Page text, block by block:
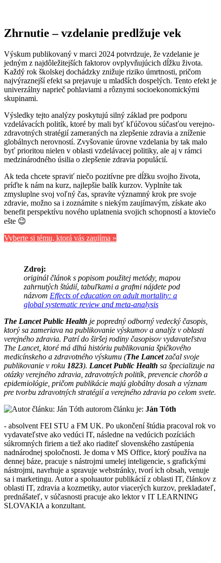
Zhrnutie – vzdelanie predlžuje vek
Výskum publikovaný v marci 2024 potvrdzuje, že vzdelanie je
jedným z najdôležitejších faktorov ovplyvňujúcich dĺžku života.
Každý rok školskej dochádzky znižuje riziko úmrtnosti, pričom
najvýraznejší efekt sa prejavuje u mladších dospelých. Tento efekt je
univerzálny naprieč pohlaviami a rôznymi socioekonomickými
skupinami.
Výsledky tejto analýzy poskytujú silný základ pre podporu
vzdelávacích politík, ktoré by mali byť kľúčovou súčasťou verejno-
zdravotných stratégií zameraných na zlepšenie zdravia a zníženie
globálnych nerovností. Zvyšovanie úrovne vzdelania by tak malo
byť prioritou nielen v oblasti vzdelávacej politiky, ale aj v rámci
medzinárodného úsilia o zlepšenie zdravia populácií.
Ak teda chcete spraviť niečo pozitívne pre dĺžku svojho života,
príďte k nám na kurz, najlepšie balík kurzov. Vyplníte tak
zmysluplne svoj voľný čas, spravíte významný krok pre svoje
zdravie, možno sa i zoznámite s niekým zaujímavým, získate ako
benefit perspektívu nového uplatnenia svojich schopností a ktoviečo
ešte 😉
Vyberte si tému, ktorá vás zaujíma »
Zdroj:
originál článok s popisom použitej metódy, mapou
zahrnutých štúdií, tabuľkami a grafmi nájdete pod
názvom Effects of education on adult mortality: a
global systematic review and meta-analysis
The Lancet Public Health je popredný odborný vedecký časopis,
ktorý sa zameriava na publikovanie výskumov a analýz v oblasti
verejného zdravia. Patrí do širšej rodiny časopisov vydavateľstva
The Lancet, ktoré má dlhú históriu publikovania špičkového
medicínskeho a zdravotného výskumu (The Lancetzačal svoje
publikovanie v roku 1823). Lancet Public Health sa špecializuje na
otázky verejného zdravia, zdravotných politík, prevencie chorôb a
epidemiológie, pričom publikácie majú globálny dosah a význam
pre tvorbu zdravotných stratégií a verejného zdravia po celom svete.
autorom článku je: Ján Tóth
- absolvent FEI STU a FM UK. Po ukončení štúdia pracoval rok vo
vydavateľstve ako vedúci IT, následne na vedúcich pozíciách
súkromných firiem a tiež ako riaditeľ slovenského zastúpenia
nadnárodnej spoločnosti. Je doma v MS Office, ktorý používa na
dennej báze, pracuje s nástrojmi umelej inteligencie, s grafickými
nástrojmi, navrhuje a spravuje webstránky, tvorí ich obsah, venuje
sa i marketingu. Autor a spoluautor publikácií z oblasti IT, článkov z
oblasti IT, zdravia a kozmetiky, autor viacerých kurzov, prekladateľ,
prednášateľ, v súčasnosti pracuje ako lektor v IT LEARNING
SLOVAKIA a konzultant.